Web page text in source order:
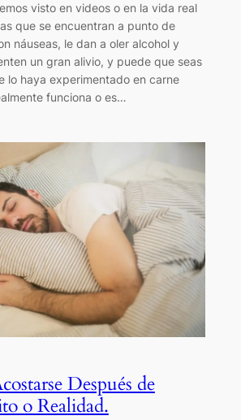
visto en videos o en la vida real
que se encuentran a punto de
náuseas, le dan a oler alcohol y
un gran alivio, y puede que seas
lo haya experimentado en carne
funciona o es…
Después de
o Realidad.